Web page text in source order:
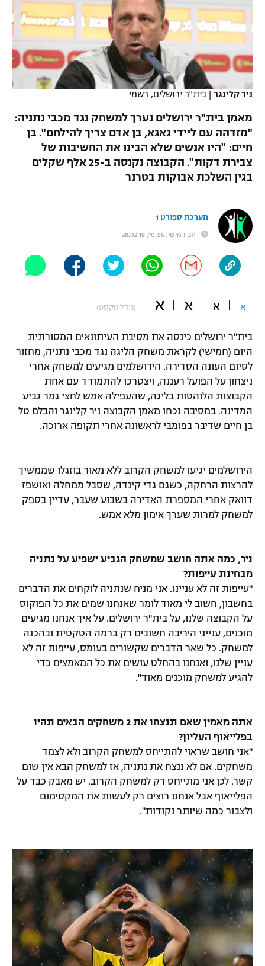
VOD
רץ ברשת
תוצאות
לוח שידורים
"מעל הליגה" – פודקאסט
תקנון משתתפים וזוכים בפרסים
תקנון עבור פעילות אלקטרה
תקנון עבור פעילות ספורט 1 – "מרלן"
טניס
גיימינג E-Sports
מדיניות פרטיות
תקנון פעילות ספורט 1
הצטרפות לחבילת הערוצים
לוח דרושים – ג'ובנט
תגיות
המגזין
נבחרת ישראל
מכבי חיפה
בית"ר ירושלים
מכבי תל אביב
הפועל תל אביב
הפועל חיפה
הפועל באר שבע
מכבי נתניה
בני יהודה
ליגה ספרדית
ליגה איטלקית
ליגה צרפתית
ליגה הולנדית
ליגה סינית
ליגות נוספות
כדורסל נשים
הפועל חולון
הפועל ירושלים
דני אבדיה
יורוליג
טניס
כדוריד
כדורעף
שחייה
ג'ודו
אגרוף
UFC
היאבקות WWE
כדורמים
פוטבול אמריקאי NFL
בייסבול MLB
ספורט אתגרי ואקסטרים
גיימינג E-Sports
ניר קלינגר | בית"ר ירושלים, רשמי
מאמן בית"ר ירושלים נערך למשחק נגד מכבי נתניה:
"מזדהה עם ליידי גאגא, בן אדם צריך להילחם". בן
חיים: "היו אנשים שלא הבינו את החשיבות של
צבירת דקות". הקבוצה נקנסה ב-25 אלף שקלים
בגין השלכת אבוקות בטרנר
מערכת ספורט 1
יום חמישי, 10:56, 28.02.19
א א א א (גודל טקסט)
בית"ר ירושלים כינסה את מסיבת העיתונאים המסורתית
היום (חמישי) לקראת משחק הליגה נגד מכבי נתניה, מחזור
לסיום העונה הסדירה. הירושלמים מגיעים למשחק אחרי
ניצחון על הפועל רעננה, ויצטרכו להתמודד עם אחת
הקבוצות הלוהטות בליגה, שהעפילה אמש לחצי גמר גביע
המדינה. במסיבה נכחו מאמן הקבוצה ניר קלינגר והבלם טל
בן חיים שדיבר בפומבי לראשונה אחרי תקופה ארוכה.
הירושלמים יגיעו למשחק הקרוב ללא מאור בוזגלו שממשיך
להרצות הרחקה, כשגם גדי קינדה, שסבל ממחלה ואושפז
דוואק אחרי המספרת האדירה בשבוע שעבר, עדיין בספק
למשחק למרות שערך אימון מלא אמש.
ניר, כמה אתה חושב שמשחק הגביע ישפיע על נתניה
מבחינת עייפות?
"עייפות זה לא עניינו. אני מניח שנתניה לוקחים את הדברים
בחשבון, חשוב לי מאוד לומר שאנחנו שמים את כל הפוקוס
על הקבוצה שלנו, על בית"ר ירושלים. על איך אנחנו מגיעים
מוכנים, ענייני היריבה חשובים רק ברמה הטקטית ובהכנה
למשחק. כל שאר הדברים שקשורים בעומס, עייפות זה לא
עניין שלנו, ואנחנו בהחלט עושים את כל המאמצים כדי
להגיע למשחק מוכנים מאוד".
אתה מאמין שאם תנצחו את 2 משחקים הבאים תהיו
בפלייאוף העליון?
"אני חושב שראוי להתייחס למשחק הקרוב ולא לצמד
משחקים. אם לא ננצח את נתניה, אז למשחק הבא אין שום
קשר. לכן אני מתייחס רק למשחק הקרוב. יש מאבק כבד על
הפלייאוף אבל אנחנו רוצים רק לעשות את המקסימום
ולצבור כמה שיותר נקודות".